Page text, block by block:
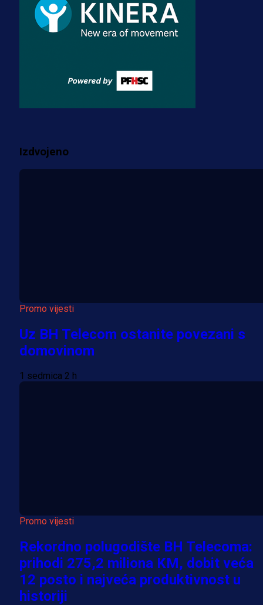
3 sedmica 3 dan
Premijer liga BiH
za pranje novca, pretresaju
prostorije FK Borac!
Izdvojeno
Promo vijesti
Uz BH Telecom ostanite povezani s
domovinom
1 sedmica 2 h
Promo vijesti
Rekordno polugodište BH Telecoma:
prihodi 275,2 miliona KM, dobit veća
12 posto i najveća produktivnost u
historiji